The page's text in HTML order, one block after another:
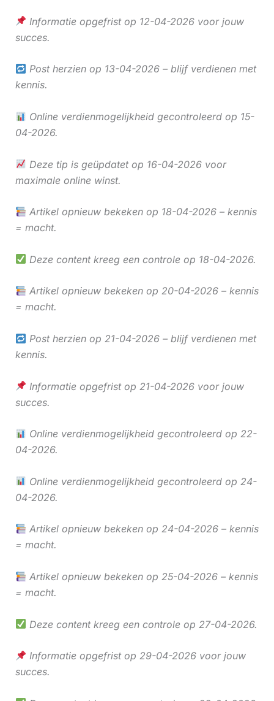
Informatie opgefrist op 12-04-2026 voor jouw
succes.
Post herzien op 13-04-2026 – blijf verdienen met
kennis.
Online verdienmogelijkheid gecontroleerd op 15-
04-2026.
Deze tip is geüpdatet op 16-04-2026 voor
maximale online winst.
Artikel opnieuw bekeken op 18-04-2026 – kennis
= macht.
Deze content kreeg een controle op 18-04-2026.
Artikel opnieuw bekeken op 20-04-2026 – kennis
= macht.
Post herzien op 21-04-2026 – blijf verdienen met
kennis.
Informatie opgefrist op 21-04-2026 voor jouw
succes.
Online verdienmogelijkheid gecontroleerd op 22-
04-2026.
Online verdienmogelijkheid gecontroleerd op 24-
04-2026.
Artikel opnieuw bekeken op 24-04-2026 – kennis
= macht.
Artikel opnieuw bekeken op 25-04-2026 – kennis
= macht.
Deze content kreeg een controle op 27-04-2026.
Informatie opgefrist op 29-04-2026 voor jouw
succes.